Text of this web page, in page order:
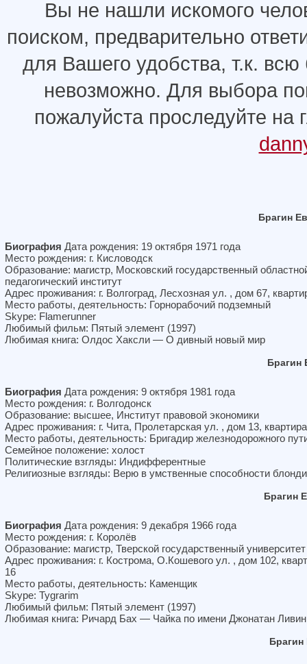
Вы не нашли искомого
поиском, предварительно
для Вашего удобства, т.к.
невозможно. Для выбора
пожалуйста проследуйте на
Брагин
Биография Дата рождения: 19 октября 1971 года
Место рождения: г. Кисловодск
Образование: магистр, Московский государственный
педагогический институт
Адрес проживания: г. Волгоград, Лесхозная ул. , дом 67,
Место работы, деятельность: Горнорабочий подземный
Skype: Flamerunner
Любимый фильм: Пятый элемент (1997)
Любимая книга: Олдос Хаксли — О дивный новый мир
Брагин
Биография Дата рождения: 9 октября 1981 года
Место рождения: г. Волгодонск
Образование: высшее, Институт правовой экономики
Адрес проживания: г. Чита, Пролетарская ул. , дом 13,
Место работы, деятельность: Бригадир железнодорожного
Семейное положение: холост
Политические взгляды: Индифферентные
Религиозные взгляды: Верю в умственные способности
Брагин
Биография Дата рождения: 9 декабря 1966 года
Место рождения: г. Королёв
Образование: магистр, Тверской государственный университет
Адрес проживания: г. Кострома, О.Кошевого ул. , дом 102,
16
Место работы, деятельность: Каменщик
Skype: Tygrarim
Любимый фильм: Пятый элемент (1997)
Любимая книга: Ричард Бах — Чайка по имени Джонатан
Брагин